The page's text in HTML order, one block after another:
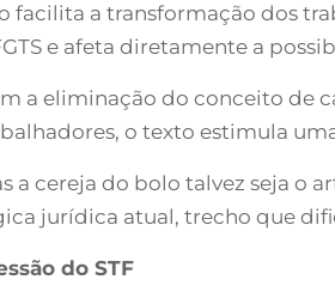
facilita a transformação dos
e afeta diretamente a
a eliminação do conceito de
o texto estimula
a cereja do bolo talvez seja o
jurídica atual, trecho que
do STF